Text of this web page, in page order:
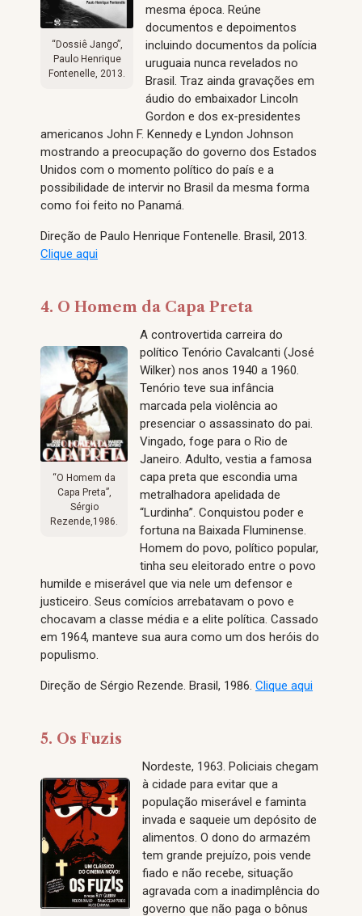
“Dossiê Jango”,
Paulo Henrique
Fontenelle, 2013.
mesma época. Reúne
documentos e depoimentos
incluindo documentos da polícia
uruguaia nunca revelados no
Brasil. Traz ainda gravações em
áudio do embaixador Lincoln
Gordon e dos ex-presidentes
americanos John F. Kennedy e Lyndon Johnson
mostrando a preocupação do governo dos Estados
Unidos com o momento político do país e a
possibilidade de intervir no Brasil da mesma forma
como foi feito no Panamá.
Direção de Paulo Henrique Fontenelle. Brasil, 2013.
Clique aqui
4. O Homem da Capa Preta
“O Homem da
Capa Preta”,
Sérgio
Rezende,1986.
A controvertida carreira do
político Tenório Cavalcanti (José
Wilker) nos anos 1940 a 1960.
Tenório teve sua infância
marcada pela violência ao
presenciar o assassinato do pai.
Vingado, foge para o Rio de
Janeiro. Adulto, vestia a famosa
capa preta que escondia uma
metralhadora apelidada de
“Lurdinha”. Conquistou poder e
fortuna na Baixada Fluminense.
Homem do povo, político popular,
tinha seu eleitorado entre o povo
humilde e miserável que via nele um defensor e
justiceiro. Seus comícios arrebatavam o povo e
chocavam a classe média e a elite política. Cassado
em 1964, manteve sua aura como um dos heróis do
populismo.
Direção de Sérgio Rezende. Brasil, 1986. Clique aqui
5. Os Fuzis
Nordeste, 1963. Policiais chegam
à cidade para evitar que a
população miserável e faminta
invada e saqueie um depósito de
alimentos. O dono do armazém
tem grande prejuízo, pois vende
fiado e não recebe, situação
agravada com a inadimplência do
governo que não paga o bônus